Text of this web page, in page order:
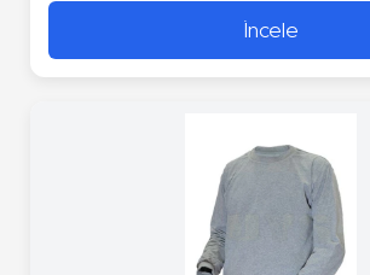
İncele